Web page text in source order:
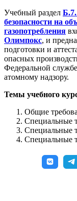
Учебный раздел
безопасности на
газопотребления
Олимпокс, и
подготовки и
опасных
Федеральной
атомному надзору.
Темы учебного
Общие
Специальные
Специальные
Специальные